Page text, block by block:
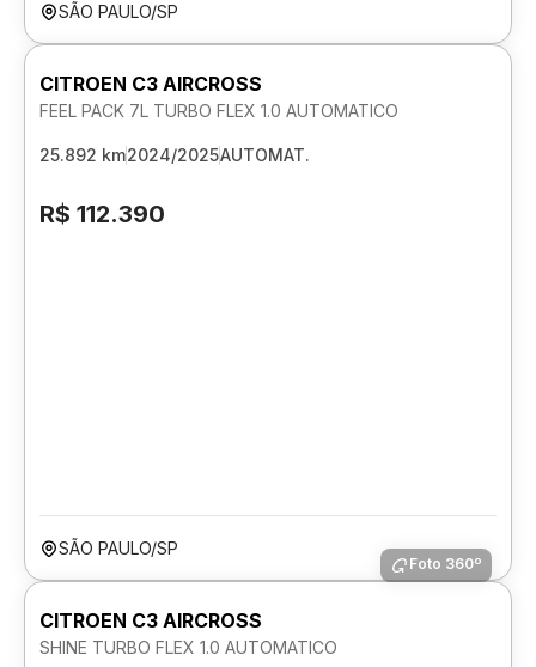
SÃO PAULO/SP
CITROEN C3 AIRCROSS
FEEL PACK 7L TURBO FLEX 1.0 AUTOMATICO
25.892 km2024/2025AUTOMAT.
R$ 112.390
SÃO PAULO/SP
Foto 360º
CITROEN C3 AIRCROSS
SHINE TURBO FLEX 1.0 AUTOMATICO